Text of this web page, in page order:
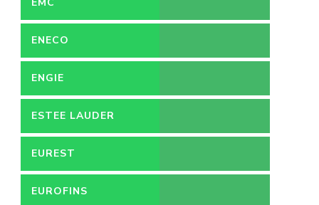
ENECO
ENGIE
ESTEE LAUDER
EUREST
EUROFINS